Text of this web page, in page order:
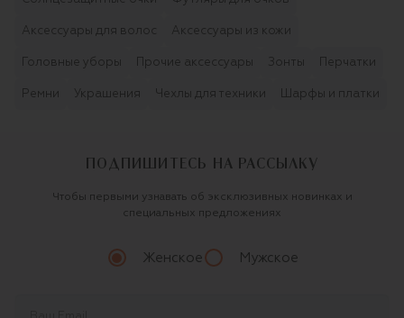
Аксессуары для волос Аксессуары из кожи
Головные уборы Прочие аксессуары Зонты Перчатки
Ремни Украшения Чехлы для техники Шарфы и платки
ПОДПИШИТЕСЬ НА РАССЫЛКУ
Чтобы первыми узнавать об эксклюзивных новинках и
специальных предложениях
Женское Мужское